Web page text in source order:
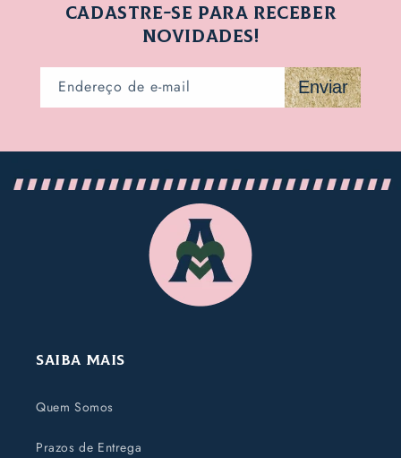
CADASTRE-SE PARA RECEBER
NOVIDADES!
Endereço de e-mail Enviar
Saiba Mais
Quem Somos
Prazos de Entrega